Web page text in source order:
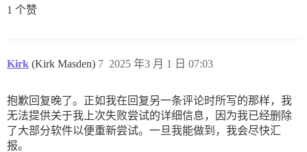
1 个赞
Kirk (Kirk Masden) 2025 年3 月 1 日 07:03
7
抱歉回复晚了。正如我在回复另一条评论时所写的那样，我
无法提供关于我上次失败尝试的详细信息，因为我已经删除
了大部分软件以便重新尝试。一旦我能做到，我会尽快汇
报。